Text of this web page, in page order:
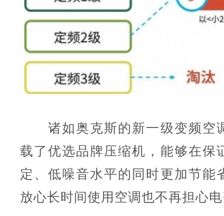
诸如奥克斯的新一级变频空
载了优选品牌压缩机，能够在保
定、低噪音水平的同时更加节能
放心长时间使用空调也不再担心